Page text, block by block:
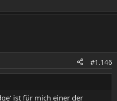
#1.146
ist für mich einer der